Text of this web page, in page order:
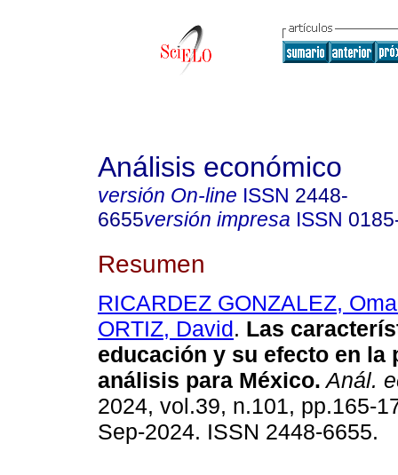
Análisis económico
versión On-line ISSN 2448-
6655versión impresa ISSN
Resumen
RICARDEZ GONZALEZ,
ORTIZ, David. Las
educación y su efecto en la
análisis para México. Anál.
2024, vol.39, n.101, pp.165-
Sep-2024. ISSN 2448-6655.